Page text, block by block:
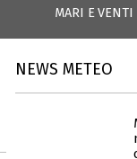
MARI E VENTI
NEWS METEO